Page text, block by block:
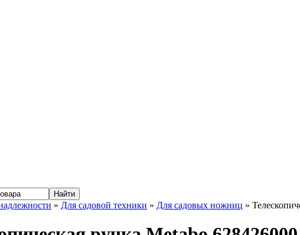
» Для садовой техники » Для садовых ножниц »